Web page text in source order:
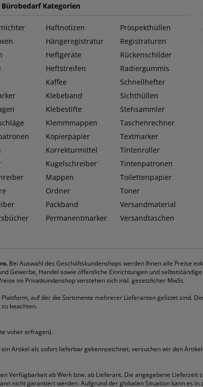
Kategorien
Haftnotizen
Hängeregistratur
Heftgeräte
Heftstreifen
Kaffee
Klebeband
Klebestifte
Klemmmappen
Kopierpapier
Korrekturmittel
Kugelschreiber
Mappen
Ordner
Packband
Permanentmarker
Prospekthüllen
Registraturen
Rückenschilder
Radiergummis
Schnellhefter
Sichthüllen
Stehsammler
Taschenrechner
Textmarker
Tintenroller
Tintenpatronen
Toilettenpapier
Toner
Versandmaterial
Versandtaschen
Bei Auswahl des Geschäftskundenshops werden Ihnen alle Preise
Gewerbe, Handel sowie öffentliche Einrichtungen und
im Privatkundenshop verstehen sich inkl. gesetzlicher MwSt.
auf der die Sortimente mehrerer Lieferanten gelistet sind.
beachten.
voher erfragen).
Artikel als sofort lieferbar gekennzeichnet, versuchen wir den
Verfügbarkeit ab Werk bzw. ab Lieferant. Die angegebene
nicht garantiert werden. Aufgrund der globalen Situation kann es